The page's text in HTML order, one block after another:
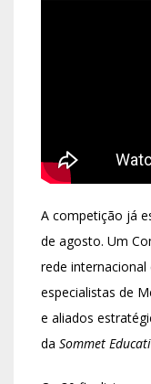
A competição já
de agosto. Um
rede
especialistas de
e aliados
da Sommet